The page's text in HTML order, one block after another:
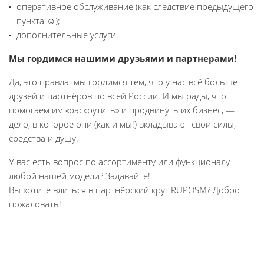
оперативное обслуживание (как следствие предыдущего
пункта ☺);
дополнительные услуги.
Мы гордимся нашими друзьями и партнерами!
Да, это правда: мы гордимся тем, что у нас всё больше
друзей и партнёров по всей России. И мы рады, что
помогаем им «раскрутить» и продвинуть их бизнес, —
дело, в которое они (как и мы!) вкладывают свои силы,
средства и душу.
У вас есть вопрос по ассортименту или функционалу
любой нашей модели? Задавайте!
Вы хотите влиться в партнёрский круг RUPOSM? Добро
пожаловать!